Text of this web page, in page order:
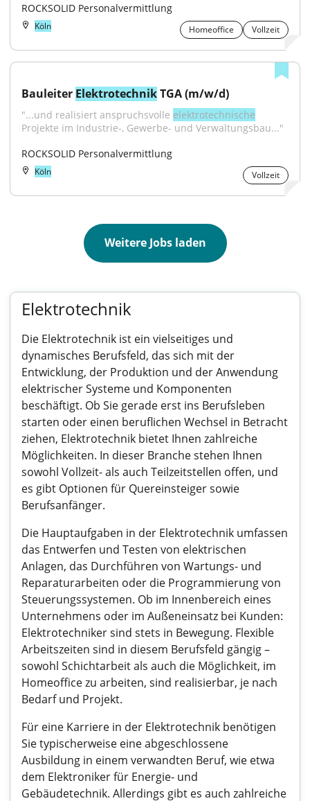
ROCKSOLID Personalvermittlung
Köln Homeoffice Vollzeit
Bauleiter Elektrotechnik TGA (m/w/d)
"...und realisiert anspruchsvolle elektrotechnische
Projekte im Industrie-, Gewerbe- und Verwaltungsbau..."
ROCKSOLID Personalvermittlung
Köln Vollzeit
Weitere Jobs laden
Elektrotechnik
Die Elektrotechnik ist ein vielseitiges und
dynamisches Berufsfeld, das sich mit der
Entwicklung, der Produktion und der Anwendung
elektrischer Systeme und Komponenten
beschäftigt. Ob Sie gerade erst ins Berufsleben
starten oder einen beruflichen Wechsel in Betracht
ziehen, Elektrotechnik bietet Ihnen zahlreiche
Möglichkeiten. In dieser Branche stehen Ihnen
sowohl Vollzeit- als auch Teilzeitstellen offen, und
es gibt Optionen für Quereinsteiger sowie
Berufsanfänger.
Die Hauptaufgaben in der Elektrotechnik umfassen
das Entwerfen und Testen von elektrischen
Anlagen, das Durchführen von Wartungs- und
Reparaturarbeiten oder die Programmierung von
Steuerungssystemen. Ob im Innenbereich eines
Unternehmens oder im Außeneinsatz bei Kunden:
Elektrotechniker sind stets in Bewegung. Flexible
Arbeitszeiten sind in diesem Berufsfeld gängig –
sowohl Schichtarbeit als auch die Möglichkeit, im
Homeoffice zu arbeiten, sind realisierbar, je nach
Bedarf und Projekt.
Für eine Karriere in der Elektrotechnik benötigen
Sie typischerweise eine abgeschlossene
Ausbildung in einem verwandten Beruf, wie etwa
dem Elektroniker für Energie- und
Gebäudetechnik. Allerdings gibt es auch zahlreiche